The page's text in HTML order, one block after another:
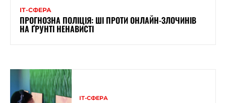
ІТ-СФЕРА
ПРОГНОЗНА ПОЛІЦІЯ: ШІ ПРОТИ ОНЛАЙН-ЗЛОЧИНІВ
НА ҐРУНТІ НЕНАВИСТІ
ІТ-СФЕРА